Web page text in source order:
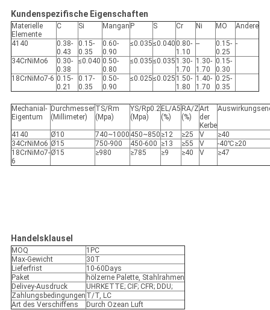
Kundenspezifische Eigenschaften
Materielle
Elemente
C Si Mangan P S Cr Ni MO Andere
4140
0.38-
0.43
0.15-
0.35
0.60-
0.90
≤0.035≤0.040 0.80-
1.10
--
0.15-
0.25
-
34CrNiMo6
0.30-
0.38
≤0.040 0.50-
0.80
≤0.035≤0.035 1.30-
1.70
1.30-
1.70
0.15-
0.30
18CrNiMo7-6 0.15-
0.21
0.17-
0.35
0.50-
0.90
≤0.025≤0.025 1.50-
1.80
1.40-
1.70
0.25-
0.35
Mechanial-
Eigentum
Durchmesser
(Millimeter)
TS/Rm
(Mpa)
YS/Rp0.2
(Mpa)
EL/A5
(%)
RA/Z
(%)
Art
der
Kerbe
4140 Ø10 740~1000 450~850 ≥12 ≥25 V
≥40
34CrNiMo6 Ø15 750-900 450-600 ≥13 ≥55 V
-40℃≥20
18CrNiMo7-
6
Ø15 ≥980 ≥785 ≥9 ≥40 V ≥47
Handelsklausel
MOQ
1PC
Max-Gewicht
30T
Lieferfrist
10-60Days
Paket
hölzerne Palette, Stahlrahmen
Delivey-Ausdruck
UHRKETTE; CIF; CFR; DDU;
Zahlungsbedingungen T/T, LC
Art des Verschiffens
Durch Ozean Luft